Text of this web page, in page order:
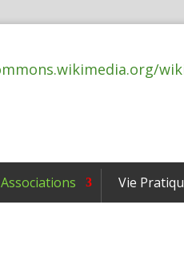
Associations Vie